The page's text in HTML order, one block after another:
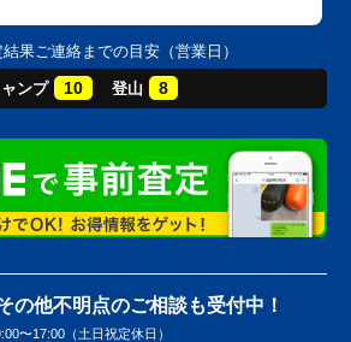
果ご連絡までの目安（営業日）
ンプ 10 登山 8
の他不明点のご相談も受付中！
〜17:00（土日祝定休日）